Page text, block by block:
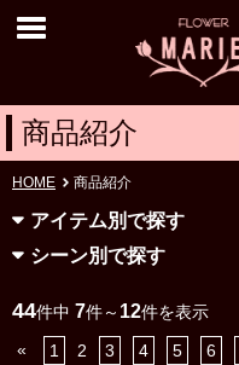
商品紹介
HOME 商品紹介
アイテム別で探す
シーン別で探す
44件中 7件～ 12件を表示
«
1 2 3 4 5 6